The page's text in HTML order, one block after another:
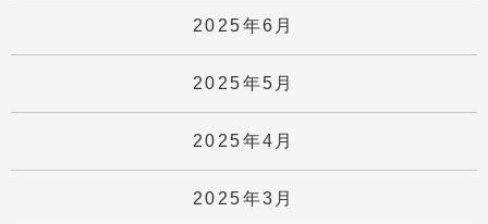
2025年6月
2025年5月
2025年4月
2025年3月